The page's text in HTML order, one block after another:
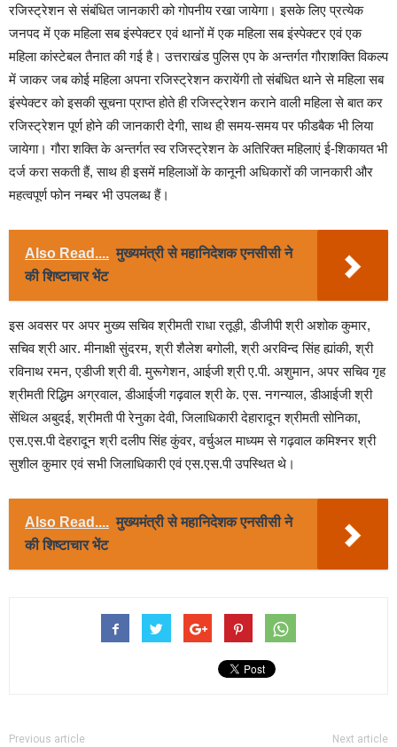
रजिस्ट्रेशन से संबंधित जानकारी को गोपनीय रखा जायेगा। इसके लिए प्रत्येक
जनपद में एक महिला सब इंस्पेक्टर एवं थानों में एक महिला सब इंस्पेक्टर एवं एक
महिला कांस्टेबल तैनात की गई है। उत्तराखंड पुलिस एप के अन्तर्गत गौराशक्ति विकल्प
में जाकर जब कोई महिला अपना रजिस्ट्रेशन करायेंगी तो संबंधित थाने से महिला सब
इंस्पेक्टर को इसकी सूचना प्राप्त होते ही रजिस्ट्रेशन कराने वाली महिला से बात कर
रजिस्ट्रेशन पूर्ण होने की जानकारी देगी, साथ ही समय-समय पर फीडबैक भी लिया
जायेगा। गौरा शक्ति के अन्तर्गत स्व रजिस्ट्रेशन के अतिरिक्त महिलाएं ई-शिकायत भी
दर्ज करा सकती हैं, साथ ही इसमें महिलाओं के कानूनी अधिकारों की जानकारी और
महत्वपूर्ण फोन नम्बर भी उपलब्ध हैं।
Also Read.... मुख्यमंत्री से महानिदेशक एनसीसी ने
की शिष्टाचार भेंट
इस अवसर पर अपर मुख्य सचिव श्रीमती राधा रतूड़ी, डीजीपी श्री अशोक कुमार,
सचिव श्री आर. मीनाक्षी सुंदरम, श्री शैलेश बगोली, श्री अरविन्द सिंह ह्यांकी, श्री
रविनाथ रमन, एडीजी श्री वी. मुरूगेशन, आईजी श्री ए.पी. अशुमान, अपर सचिव गृह
श्रीमती रिद्धिम अग्रवाल, डीआईजी गढ़वाल श्री के. एस. नगन्याल, डीआईजी श्री
सेंथिल अबुदई, श्रीमती पी रेनुका देवी, जिलाधिकारी देहारादून श्रीमती सोनिका,
एस.एस.पी देहरादून श्री दलीप सिंह कुंवर, वर्चुअल माध्यम से गढ़वाल कमिश्नर श्री
सुशील कुमार एवं सभी जिलाधिकारी एवं एस.एस.पी उपस्थित थे।
Also Read.... मुख्यमंत्री से महानिदेशक एनसीसी ने
की शिष्टाचार भेंट
Previous article Next article